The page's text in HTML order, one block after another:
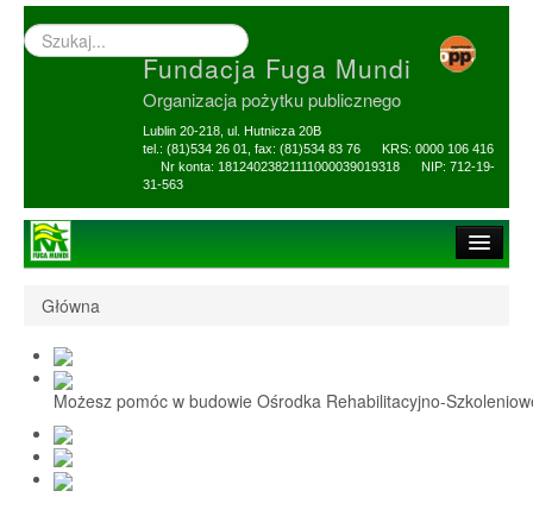
Wyszukiwarka
–
Fundacja Fuga Mundi
Organizacja pożytku publicznego
Lublin 20-218, ul. Hutnicza 20B
tel.: (81)534 26 01, fax: (81)534 83 76 KRS: 0000 106 416
Nr konta: 18124023821111000039019318 NIP: 712-19-
31-563
1,5% i darowizny
Nasi Beneficjenci
Ośrodek Reh-Szkol
Sprawozdania
Główna
Możesz pomóc w budowie Ośrodka Rehabilitacyjno-